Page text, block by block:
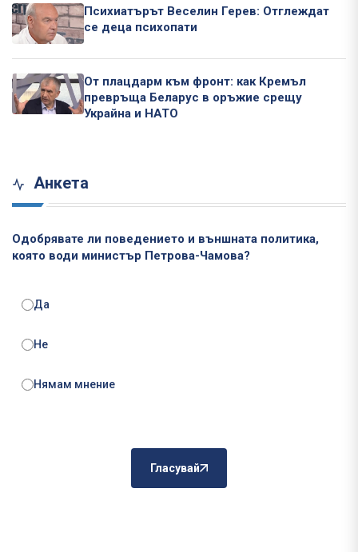
Психиатърът Веселин Герев: Отглеждат
се деца психопати
От плацдарм към фронт: как Кремъл
превръща Беларус в оръжие срещу
Украйна и НАТО
Анкета
Одобрявате ли поведението и външната политика,
която води министър Петрова-Чамова?
Да
Не
Нямам мнение
Гласувай